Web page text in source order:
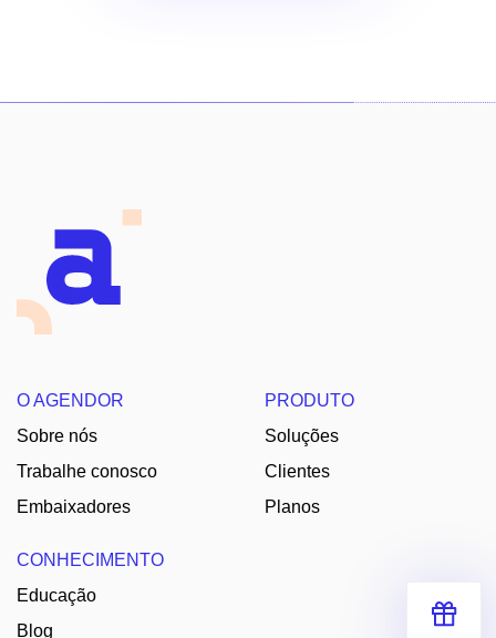
O AGENDOR
Sobre nós
Trabalhe conosco
Embaixadores
PRODUTO
Soluções
Clientes
Planos
CONHECIMENTO
Educação
Blog